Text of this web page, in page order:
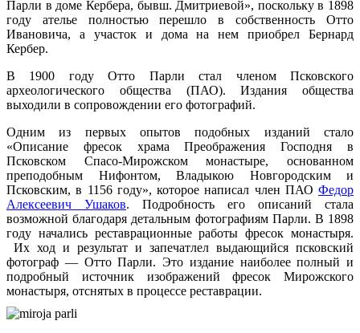
Парли в доме Кербера, бывш. Дмитриевой», поскольку в 1898
году ателье полностью перешло в собственность Отто
Ивановича, а участок и дома на нем приобрел Бернард
Кербер.
В 1900 году Отто Парли стал членом Псковского
археологического общества (ПАО). Издания общества
выходили в сопровождении его фотографий.
Одним из первых опытов подобных изданий стало
«Описание фресок храма Преображения Господня в
Псковском Спасо-Мирожском монастыре, основанном
преподобным Нифонтом, Владыкою Новгородским и
Псковским, в 1156 году», которое написал член ПАО Федор
Алексеевич Ушаков. Подробность его описаний стала
возможной благодаря детальным фотографиям Парли. В 1898
году начались реставрационные работы фресок монастыря.
Их ход и результат и запечатлел выдающийся псковский
фотограф — Отто Парли. Это издание наиболее полный и
подробный источник изображений фресок Мирожского
монастыря, отснятых в процессе реставрации.